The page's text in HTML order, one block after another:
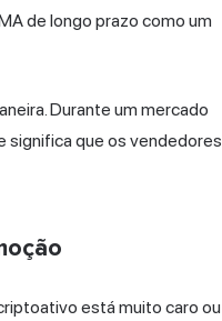
de longo prazo como um
Durante um mercado
significa que os vendedores
está muito caro ou